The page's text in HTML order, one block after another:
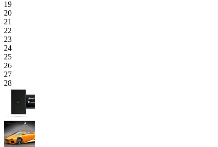
19
20
21
22
23
24
25
26
27
28